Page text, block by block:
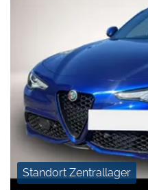
Standort Zentrallager